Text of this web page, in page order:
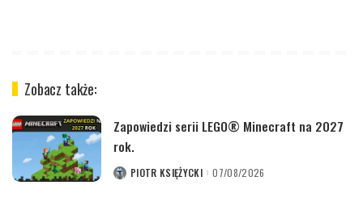
Zobacz także:
Zapowiedzi serii LEGO® Minecraft na 2027
rok.
POSTEDPIOTR KSIĘŻYCKI 07/08/2026